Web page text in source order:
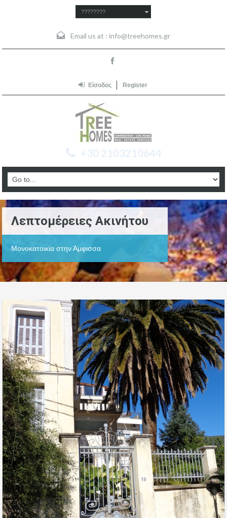
????????
Email us at : info@treehomes.gr
Είσοδος Register
+30 2103210644
Λεπτομέρειες Ακινήτου
Μονοκατοικία στην Άμφισσα